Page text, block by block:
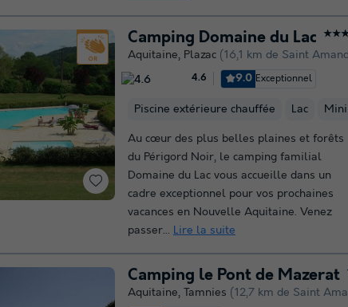
Camping Domaine du Lac
Aquitaine, Plazac (16,1 km de Saint
4.6 9.0 Exceptionnel
Piscine extérieure chauffée Lac
Au cœur des plus belles plaines et forêts
du Périgord Noir, le camping familial
Domaine du Lac vous accueille dans un
cadre exceptionnel pour vos prochaines
vacances en Nouvelle Aquitaine. Venez
passer... Lire la suite
Camping le Pont de Mazerat
Aquitaine, Tamnies (12,7 km de Saint